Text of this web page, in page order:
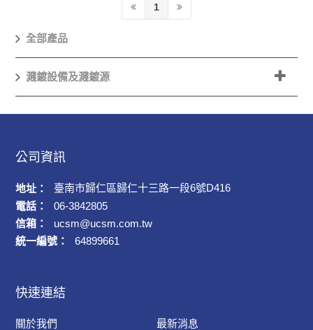
1
全部產品
濺鍍設備及濺鍍源
公司資訊
地址：
臺南市歸仁區歸仁十三路一段6號D416
電話：
06-3842805
信箱：
ucsm@ucsm.com.tw
統一編號：
64899661
快速連結
關於我們
最新消息